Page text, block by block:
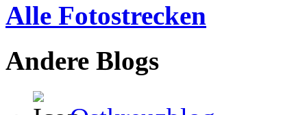
Alle Fotostrecken
Andere Blogs